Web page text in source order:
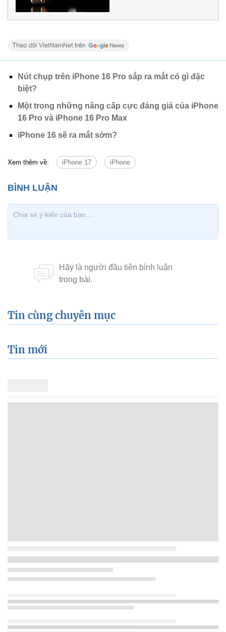
Nút chụp trên iPhone 16 Pro sắp ra mắt có gì đặc
biệt?
Một trong những nâng cấp cực đáng giá của iPhone
16 Pro và iPhone 16 Pro Max
iPhone 16 sẽ ra mắt sớm?
Xem thêm về: iPhone 17 iPhone
Tin cùng chuyên mục
Tin mới